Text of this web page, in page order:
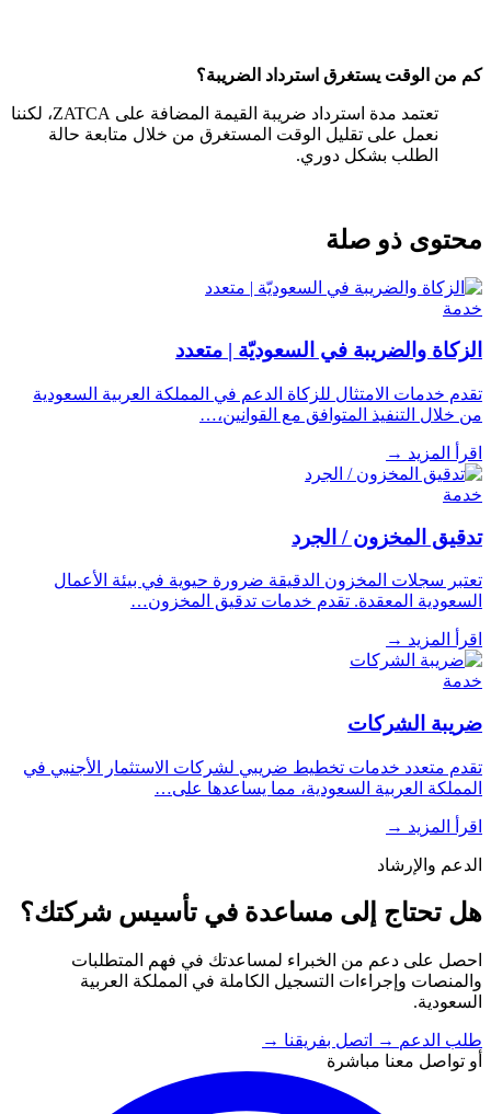
كم من الوقت يستغرق استرداد الضريبة؟
تعتمد مدة استرداد ضريبة القيمة المضافة على ZATCA، لكننا
نعمل على تقليل الوقت المستغرق من خلال متابعة حالة
الطلب بشكل دوري.
محتوى ذو صلة
خدمة
الزكاة والضريبة في السعوديّة | متعدد
تقدم خدمات الامتثال للزكاة الدعم في المملكة العربية السعودية
من خلال التنفيذ المتوافق مع القوانين،…
اقرأ المزيد →
خدمة
تدقيق المخزون / الجرد
تعتبر سجلات المخزون الدقيقة ضرورة حيوية في بيئة الأعمال
السعودية المعقدة. تقدم خدمات تدقيق المخزون…
اقرأ المزيد →
خدمة
ضريبة الشركات
تقدم متعدد خدمات تخطيط ضريبي لشركات الاستثمار الأجنبي في
المملكة العربية السعودية، مما يساعدها على…
اقرأ المزيد →
الدعم والإرشاد
هل تحتاج إلى مساعدة في تأسيس شركتك؟
احصل على دعم من الخبراء لمساعدتك في فهم المتطلبات
والمنصات وإجراءات التسجيل الكاملة في المملكة العربية
السعودية.
طلب الدعم → اتصل بفريقنا →
أو تواصل معنا مباشرة